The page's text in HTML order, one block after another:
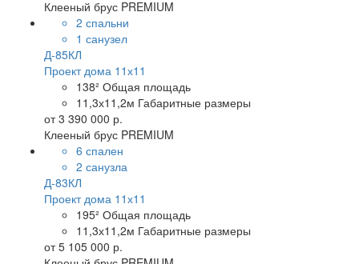
Клееный брус PREMIUM
2 спальни
1 санузел
Д-85КЛ
Проект дома 11х11
138² Общая площадь
11,3х11,2м Габаритные размеры
от3 390 000 р.
Клееный брус PREMIUM
6 спален
2 санузла
Д-83КЛ
Проект дома 11х11
195² Общая площадь
11,3х11,2м Габаритные размеры
от5 105 000 р.